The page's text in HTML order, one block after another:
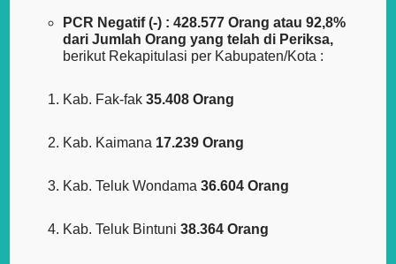
PCR Negatif (-) : 428.577 Orang atau 92,8%
dari Jumlah Orang yang telah di Periksa,
berikut Rekapitulasi per Kabupaten/Kota :
Kab. Fak-fak35.408 Orang
Kab. Kaimana 17.239 Orang
Kab. Teluk Wondama36.604 Orang
Kab. Teluk Bintuni38.364 Orang